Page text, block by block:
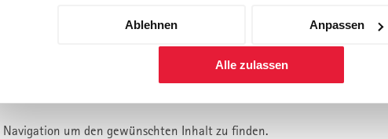
Ablehnen Anpassen
Alle zulassen
Inhalt ist vermutlich umgezogen.
haben wir unsere Webseite auf eine neue technische Basis
Inhalte verweisen unwirksam.
um den gewünschten Inhalt zu finden.